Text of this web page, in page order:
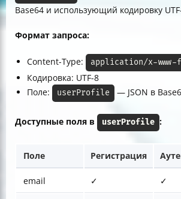
Base64 и использующий кодировку
Формат запроса:
Content-Type: application/x-www-
Кодировка: UTF-8
Поле:
userProfile — JSON в
Доступные поля в userProfile :
Поле Регистрация
email ✓ ✓